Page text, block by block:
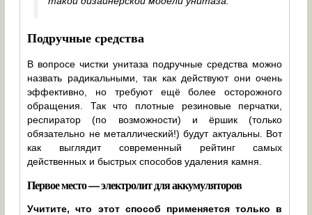
Подручные средства
В вопросе чистки унитаза подручные средства можно
назвать радикальными, так как действуют они очень
эффективно, но требуют ещё более осторожного
обращения. Так что плотные резиновые перчатки,
респиратор (по возможности) и ёршик (только
обязательно не металлический!) будут актуальны. Вот
как выглядит современный рейтинг самых
действенных и быстрых способов удаления камня.
Первое место — электролит для аккумуляторов
Учитите, что этот способ применяется только в